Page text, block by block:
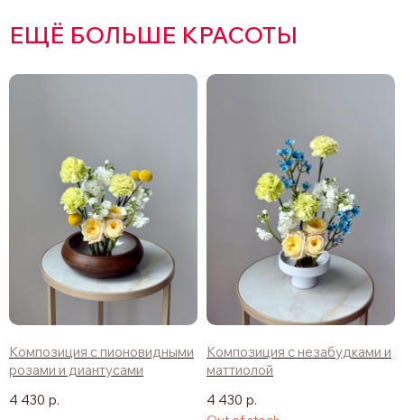
ЕЩЁ БОЛЬШЕ КРАСОТЫ
Композиция с пионовидными
розами и диантусами
4 430 р.
Композиция с незабудками и
маттиолой
4 430 р.